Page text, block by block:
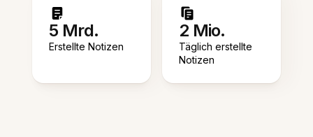
5 Mrd.
Erstellte Notizen
2 Mio.
Täglich erstellte
Notizen